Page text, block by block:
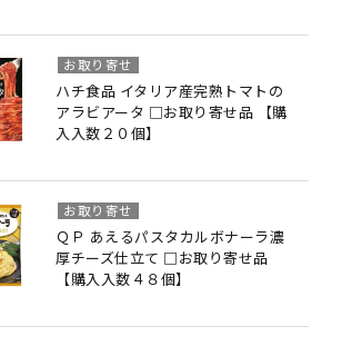
ハチ食品 イタリア産完熟トマトの
アラビアータ □お取り寄せ品 【購
入入数２０個】
お取り寄せ
ＱＰ あえるパスタカルボナーラ濃
厚チーズ仕立て □お取り寄せ品
【購入入数４８個】
お取り寄せ